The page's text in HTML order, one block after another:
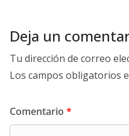
Deja un
Tu dirección de correo
Los campos obligatorios
Comentario *